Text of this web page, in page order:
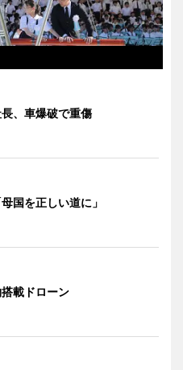
、車爆破で重傷
国を正しい道に」
載ドローン